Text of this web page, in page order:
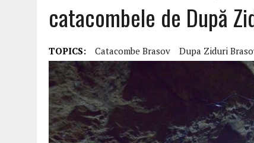
catacombele de După
TOPICS: Catacombe Brasov Dupa Ziduri